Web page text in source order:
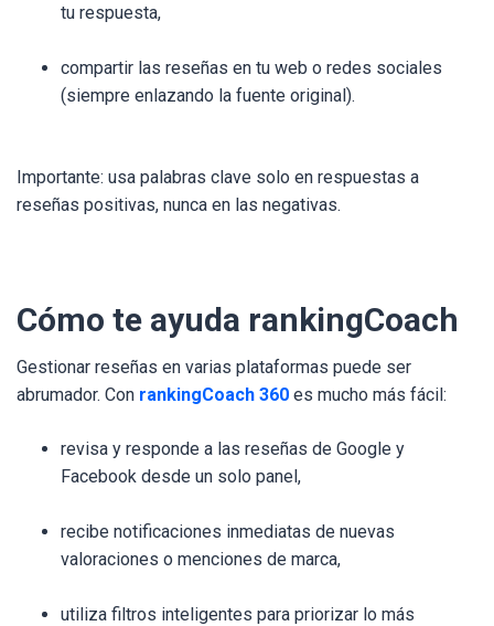
tu respuesta,
compartir las reseñas en tu web o redes sociales
(siempre enlazando la fuente original).
Importante: usa palabras clave solo en respuestas a
reseñas positivas, nunca en las negativas.
Cómo te ayuda rankingCoach
Gestionar reseñas en varias plataformas puede ser
abrumador. Con rankingCoach 360 es mucho más fácil:
revisa y responde a las reseñas de Google y
Facebook desde un solo panel,
recibe notificaciones inmediatas de nuevas
valoraciones o menciones de marca,
utiliza filtros inteligentes para priorizar lo más